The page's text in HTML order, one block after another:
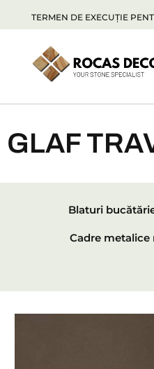
TERMEN DE EXECUȚIE
GLAF
Blaturi
Cadre metalice